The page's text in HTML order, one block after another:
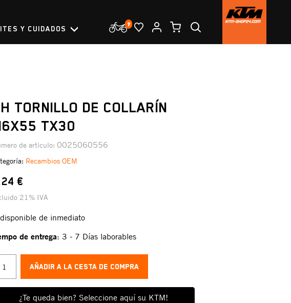
Y CUIDADOS
TORNILLO DE COLLARÍN
TX30
de artículo: 0025060556
Recambios OEM
€
21% IVA
disponible de inmediato
de entrega: 3 - 7 Días laborables
¿Te queda bien? Seleccione aquí su KTM!
AÑADIR A LA CESTA DE COMPRA